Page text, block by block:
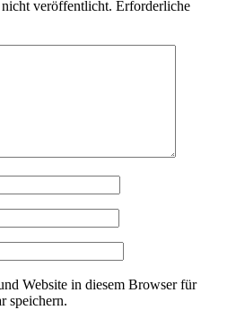
veröffentlicht. Erforderliche
Website in diesem Browser für
speichern.